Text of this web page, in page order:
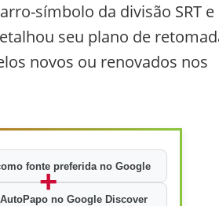
símbolo da divisão SRT e
seu plano de
novos ou renovados nos
fonte preferida no Google
+
no Google Discover